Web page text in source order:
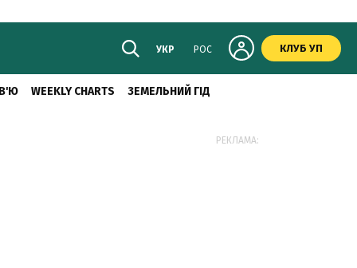
УКР РОС КЛУБ УП
WEEKLY CHARTS ЗЕМЕЛЬНИЙ ГІД
РЕКЛАМА: